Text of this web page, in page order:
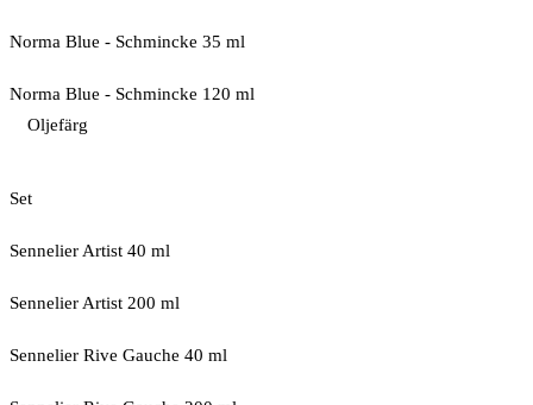
Norma Blue - Schmincke 35 ml
Norma Blue - Schmincke 120 ml
Oljefärg
Set
Sennelier Artist 40 ml
Sennelier Artist 200 ml
Sennelier Rive Gauche 40 ml